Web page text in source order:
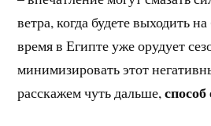
ветра, когда будете выходить
время в Египте уже орудует
минимизировать этот
расскажем чуть дальше,